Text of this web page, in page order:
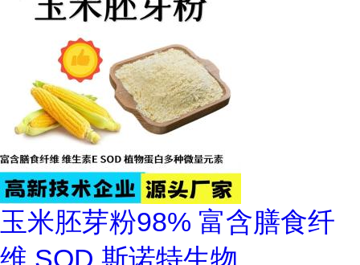
玉米胚芽粉98% 富含膳食纤
维 SOD 斯诺特生物